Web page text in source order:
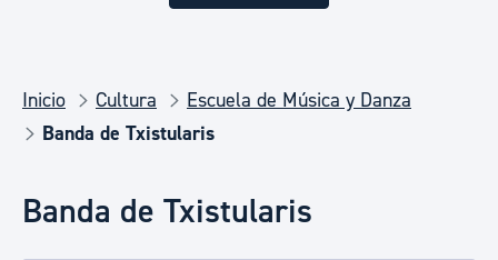
Inicio Cultura
Escuela de Música y Danza
Banda de Txistularis
Banda de Txistularis